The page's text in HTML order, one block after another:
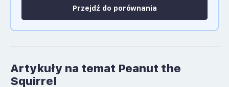
Przejdź do porównania
Artykuły na temat Peanut the
Squirrel